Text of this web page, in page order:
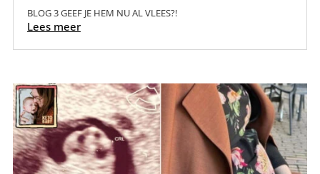
BLOG 3 GEEF JE HEM NU AL VLEES?!
Lees meer